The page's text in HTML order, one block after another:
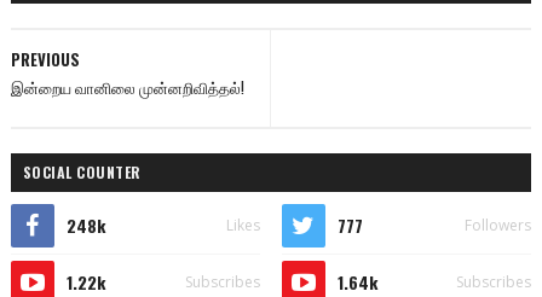
PREVIOUS
இன்றைய வானிலை முன்னறிவித்தல்!
SOCIAL COUNTER
248k Likes 777 Followers
1.22k Subscribes 1.64k Subscribes